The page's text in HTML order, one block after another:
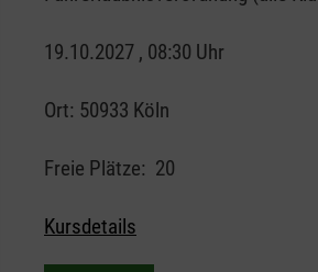
19.10.2027 , 08:30 Uhr
Ort: 50933 Köln
Freie Plätze: 20
Kursdetails